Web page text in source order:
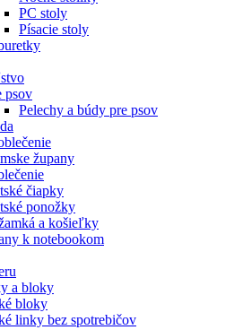
PC stoly
Písacie stoly
psov
Pelechy a búdy pre psov
župany
čiapky
ponožky
a košieľky
k notebookom
a bloky
bloky
linky bez spotrebičov